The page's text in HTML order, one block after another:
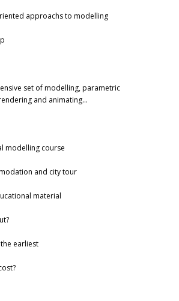
approachs to modelling
set of modelling, parametric
and animating...
modelling course
and city tour
material
earliest